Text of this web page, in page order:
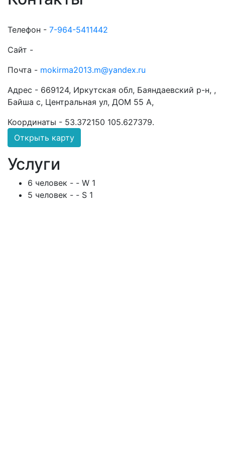
Телефон - 7-964-5411442
Сайт -
Почта - mokirma2013.m@yandex.ru
Адрес - 669124, Иркутская обл, Баяндаевский р-н, ,
Байша с, Центральная ул, ДОМ 55 А,
Координаты - 53.372150 105.627379.
Открыть карту
Услуги
6 человек - - W 1
5 человек - - S 1